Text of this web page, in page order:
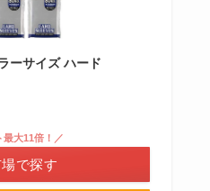
ーサイズ ハード
最大11倍！／
で探す